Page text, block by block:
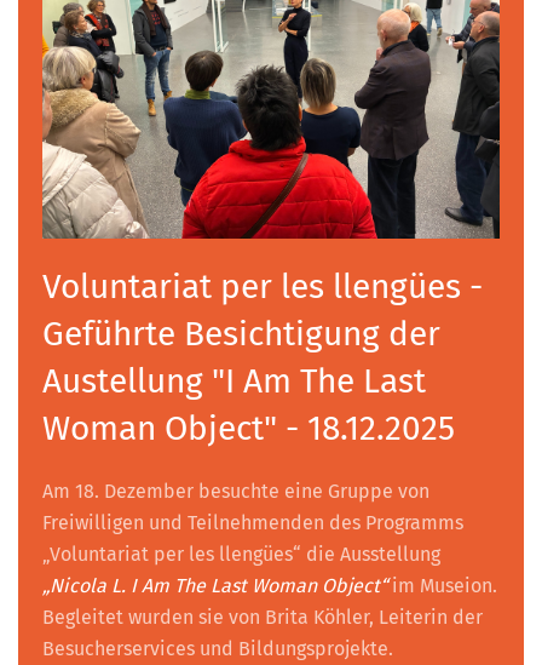
Voluntariat per les llengües -
Geführte Besichtigung der
Austellung "I Am The Last
Woman Object" - 18.12.2025
Am 18. Dezember besuchte eine Gruppe von
Freiwilligen und Teilnehmenden des Programms
„Voluntariat per les llengües“ die Ausstellung
„Nicola L. I Am The Last Woman Object“im Museion.
Begleitet wurden sie von Brita Köhler, Leiterin der
Besucherservices und Bildungsprojekte.